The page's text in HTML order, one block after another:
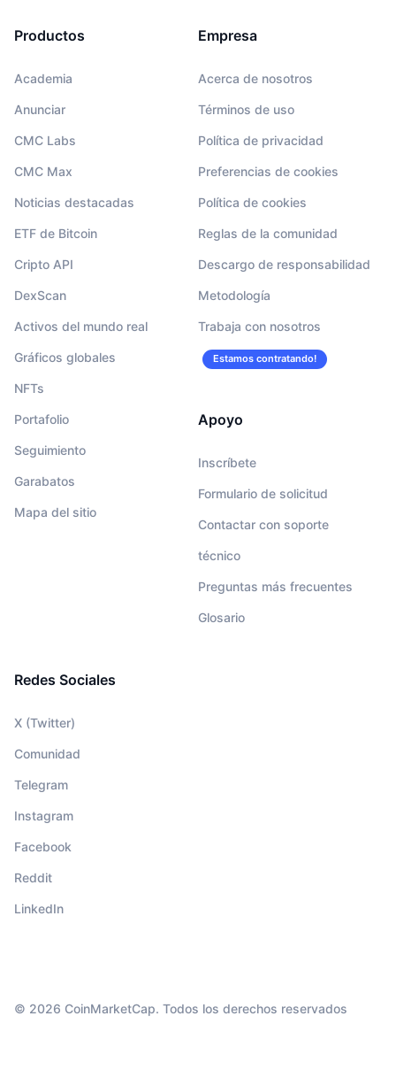
Productos
Academia
Anunciar
CMC Labs
CMC Max
Noticias destacadas
ETF de Bitcoin
Cripto API
DexScan
Activos del mundo real
Gráficos globales
NFTs
Portafolio
Seguimiento
Garabatos
Mapa del sitio
Empresa
Acerca de nosotros
Términos de uso
Política de privacidad
Preferencias de cookies
Política de cookies
Reglas de la comunidad
Descargo de responsabilidad
Metodología
Trabaja con nosotros
Estamos contratando!
Apoyo
Inscríbete
Formulario de solicitud
Contactar con soporte
técnico
Preguntas más frecuentes
Glosario
Redes Sociales
X (Twitter)
Comunidad
Telegram
Instagram
Facebook
Reddit
LinkedIn
© 2026 CoinMarketCap. Todos los derechos reservados